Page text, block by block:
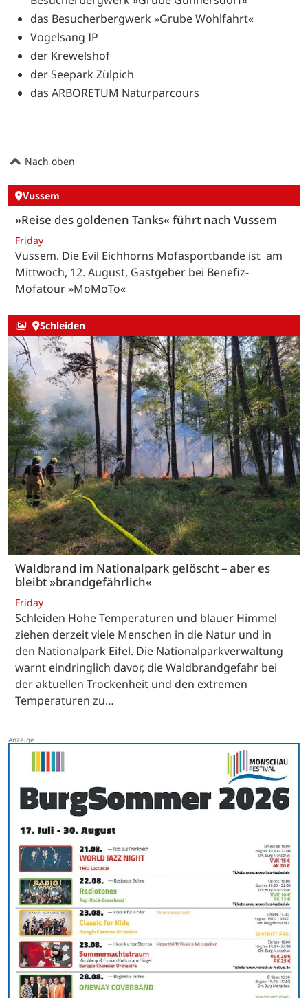
das Besucherbergwerk »Grube Wohlfahrt«
Vogelsang IP
der Krewelshof
der Seepark Zülpich
das ARBORETUM Naturparcours
Nach oben
Vussem
»Reise des goldenen Tanks« führt nach Vussem
Friday
Vussem. Die Evil Eichhorns Mofasportbande ist am
Mittwoch, 12. August, Gastgeber bei Benefiz-
Mofatour »MoMoTo«
Schleiden
Waldbrand im Nationalpark gelöscht – aber es
bleibt »brandgefährlich«
Friday
Schleiden Hohe Temperaturen und blauer Himmel
ziehen derzeit viele Menschen in die Natur und in
den Nationalpark Eifel. Die Nationalparkverwaltung
warnt eindringlich davor, die Waldbrandgefahr bei
der aktuellen Trockenheit und den extremen
Temperaturen zu…